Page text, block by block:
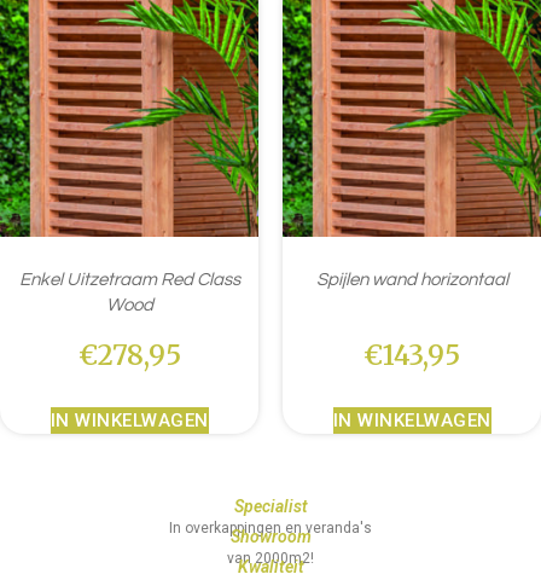
Enkel Uitzetraam Red Class
Wood
€278,95
IN WINKELWAGEN
Spijlen wand horizontaal
€143,95
IN WINKELWAGEN
Specialist
In overkappingen en veranda's
Showroom
van 2000m2!
Kwaliteit